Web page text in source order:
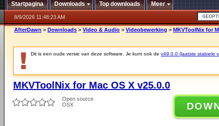
Startpagina Downloads Top downloads Meer
8/9/2026 11:48:23 AM
AfterDawn > Downloads > Video & Audio > Videobewerking > MKVToolNix for
Dit is een oude versie van deze software. Je kunt ook de v49.0.0 (laatste stabiele
MKVToolNix for Mac OS X v25.0.0
Open source
OSX